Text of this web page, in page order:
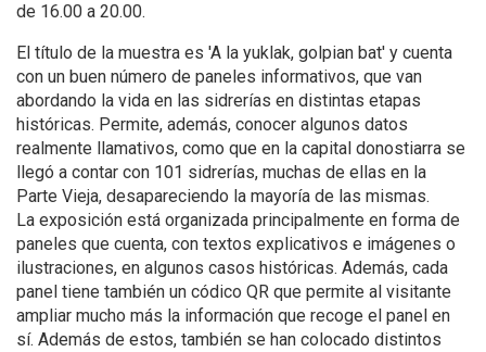
de 16.00 a 20.00.
El título de la muestra es 'A la yuklak, golpian bat' y cuenta
con un buen número de paneles informativos, que van
abordando la vida en las sidrerías en distintas etapas
históricas. Permite, además, conocer algunos datos
realmente llamativos, como que en la capital donostiarra se
llegó a contar con 101 sidrerías, muchas de ellas en la
Parte Vieja, desapareciendo la mayoría de las mismas.
La exposición está organizada principalmente en forma de
paneles que cuenta, con textos explicativos e imágenes o
ilustraciones, en algunos casos históricas. Además, cada
panel tiene también un códico QR que permite al visitante
ampliar mucho más la información que recoge el panel en
sí. Además de estos, también se han colocado distintos